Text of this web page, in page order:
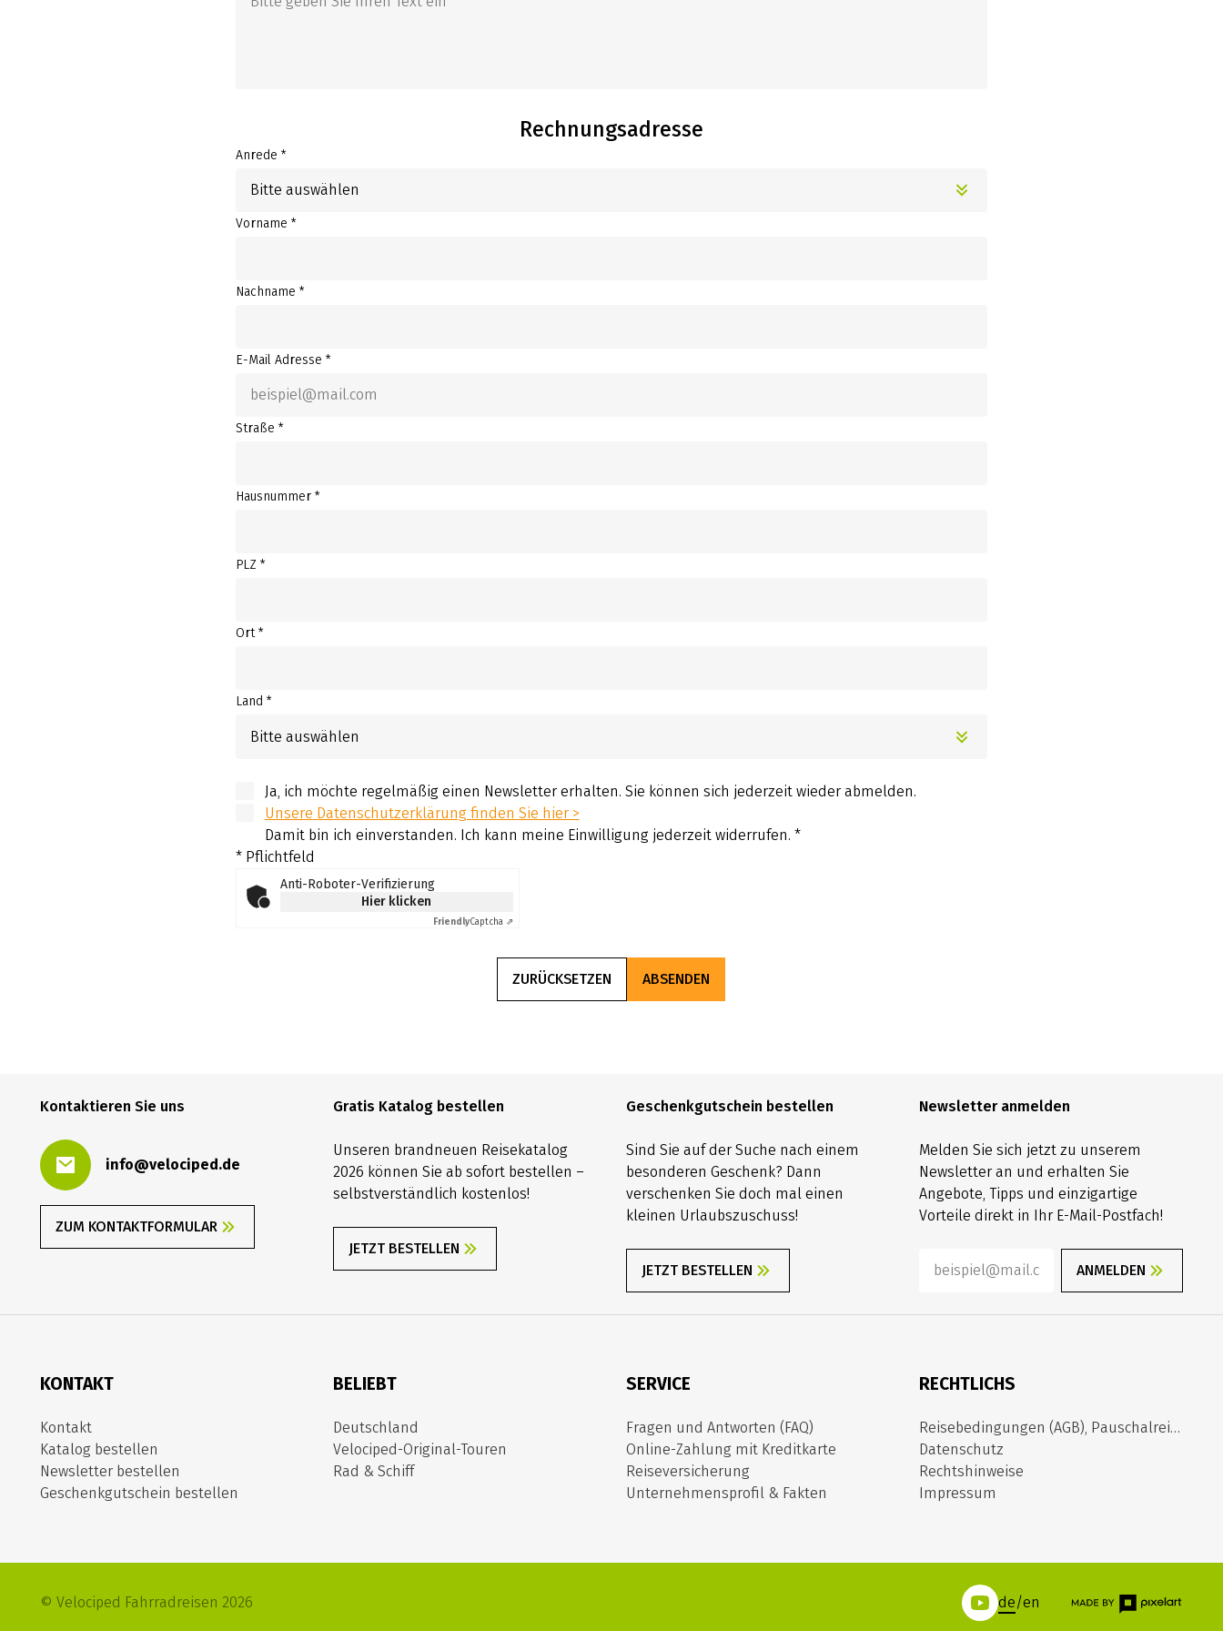
Rechnungsadresse
Anrede *
Bitte auswählen
Vorname *
Nachname *
E-Mail Adresse *
Straße *
Hausnummer *
PLZ *
Ort *
Land *
Bitte auswählen
Ja, ich möchte regelmäßig einen Newsletter erhalten. Sie können sich jederzeit wieder abmelden.
Unsere Datenschutzerklärung finden Sie hier >
Damit bin ich einverstanden. Ich kann meine Einwilligung jederzeit widerrufen. *
* Pflichtfeld
Anti-Roboter-Verifizierung
Hier klicken
FriendlyCaptcha ⇗
ZURÜCKSETZEN ABSENDEN
Kontaktieren Sie uns
info@velociped.de
ZUM KONTAKTFORMULAR
Gratis Katalog bestellen
Unseren brandneuen Reisekatalog
2026 können Sie ab sofort bestellen –
selbstverständlich kostenlos!
JETZT BESTELLEN
Geschenkgutschein bestellen
Sind Sie auf der Suche nach einem
besonderen Geschenk? Dann
verschenken Sie doch mal einen
kleinen Urlaubszuschuss!
JETZT BESTELLEN
Newsletter anmelden
Melden Sie sich jetzt zu unserem
Newsletter an und erhalten Sie
Angebote, Tipps und einzigartige
Vorteile direkt in Ihr E-Mail-Postfach!
ANMELDEN
KONTAKT
Kontakt
Katalog bestellen
Newsletter bestellen
Geschenkgutschein bestellen
BELIEBT
Deutschland
Velociped-Original-Touren
Rad & Schiff
SERVICE
Fragen und Antworten (FAQ)
Online-Zahlung mit Kreditkarte
Reiseversicherung
Unternehmensprofil & Fakten
RECHTLICHS
Reisebedingungen (AGB), Pauschalreiserichtlinie
Datenschutz
Rechtshinweise
Impressum
© Velociped Fahrradreisen 2026 (LINK ÖFFNET IN NEUEM TAB)
de/en